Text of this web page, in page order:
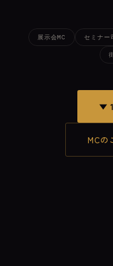
展示会MC セミナー
▼
MC